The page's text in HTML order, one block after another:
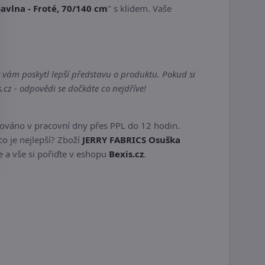
- Froté, 70/140 cm" s klidem. Vaše
poskytl lepší představu o produktu. Pokud si
- odpovědi se dočkáte co nejdříve!
v pracovní dny přes PPL do 12 hodin.
je nejlepší? Zboží JERRY FABRICS Osuška
vše si pořiďte v eshopu Bexis.cz.